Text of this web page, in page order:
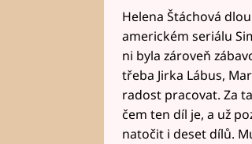
Helena Štáchová
americkém seriálu
ni byla zároveň
třeba Jirka Lábus,
radost pracovat. Za
čem ten díl je, a už
natočit i deset dílů.